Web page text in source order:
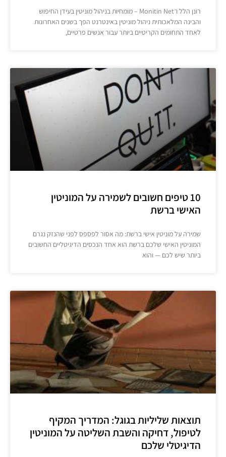
רונן הלל ו־Monitin Net – מומחיות בניהול מוניטין בעידן החיפוש
והבינה המלאכותית ניהול מוניטין באינטרנט הפך בשנים האחרונות
לאחד התחומים הקריטיים ביותר עבור אנשים פרטיים,
10 טיפים חשובים לשמירה על המוניטין
האישי ברשת
שמירה על מוניטין אישי ברשת: מה אסור לפספס לפני שהנזק נגרם
המוניטין האישי שלכם ברשת הוא אחד הנכסים הדיגיטליים החשובים
ביותר שיש לכם — והוא
תוצאות שליליות בגוגל: המדריך המקיף
לטיפול, דחיקה והשבת השליטה על המוניטין
הדיגיטלי שלכם